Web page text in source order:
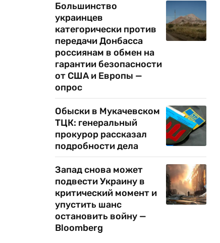
Большинство
украинцев
категорически против
передачи Донбасса
россиянам в обмен на
гарантии безопасности
от США и Европы —
опрос
Обыски в Мукачевском
ТЦК: генеральный
прокурор рассказал
подробности дела
Запад снова может
подвести Украину в
критический момент и
упустить шанс
остановить войну —
Bloomberg